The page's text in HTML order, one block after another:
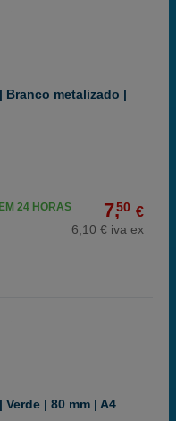
Branco metalizado |
7,50 €
6,10 € iva ex
24 HORAS
| 80 mm | A4